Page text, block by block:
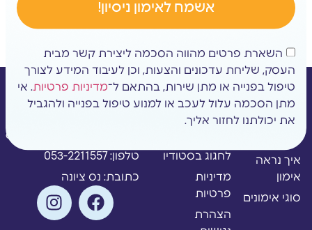
השארת פרטים מהווה הסכמה ליצירת קשר מבית
העסק, שליחת עדכונים והצעות, וכן לעיבוד המידע לצורך
טיפול בפנייה או מתן שירות, בהתאם ל־מדיניות פרטיות. אי
מתן הסכמה עלול לעכב או למנוע טיפול בפנייה ולהגביל
את יכולתנו לחזור אליך.
אשמח לאימון ניסיון!
ניווט
מי אנחנו?
איך נראה
אימון
סוגי אימונים
ניווט
למי הסטודיו
לחגוג בסטודיו
מדיניות
פרטיות
הצהרת
צור קשר
alonkashri15@gmail.com
טלפון: 053-2211557
כתובת: נס ציונה